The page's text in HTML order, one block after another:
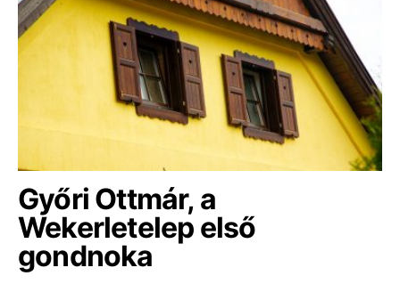
Győri Ottmár, a
Wekerletelep első
gondnoka